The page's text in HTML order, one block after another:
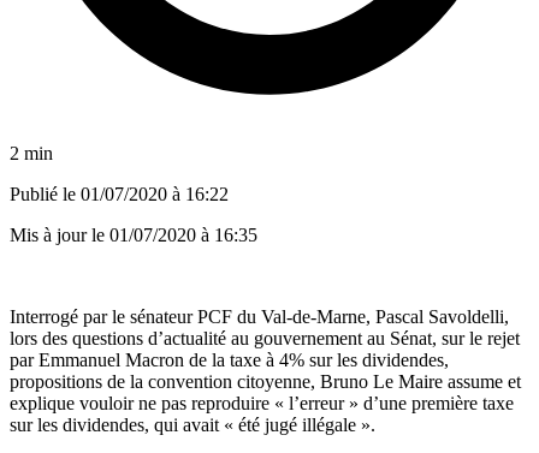
2 min
Publié le 01/07/2020 à 16:22
Mis à jour le 01/07/2020 à 16:35
Interrogé par le sénateur PCF du Val-de-Marne, Pascal Savoldelli,
lors des questions d’actualité au gouvernement au Sénat, sur le rejet
par Emmanuel Macron de la taxe à 4% sur les dividendes,
propositions de la convention citoyenne, Bruno Le Maire assume et
explique vouloir ne pas reproduire « l’erreur » d’une première taxe
sur les dividendes, qui avait « été jugé illégale ».